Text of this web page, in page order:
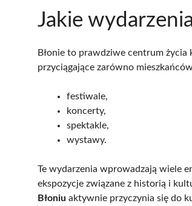
Jakie
Błonie to prawdziwe centrum
przyciągające zarówno
festiwale,
koncerty,
spektakle,
wystawy.
Te wydarzenia wprowadzają wiele
ekspozycje związane z historią i
Błoniu aktywnie przyczynia się do